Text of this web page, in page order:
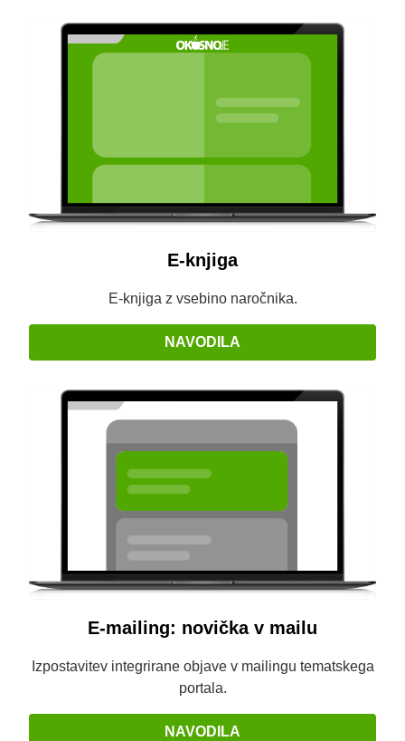
E-knjiga
E-knjiga z vsebino naročnika.
NAVODILA
E-mailing: novička v mailu
Izpostavitev integrirane objave v mailingu tematskega
portala.
NAVODILA